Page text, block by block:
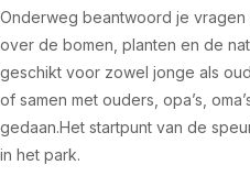
Onderweg beantwoord je vragen
over de bomen, planten en de
geschikt voor zowel jonge als
of samen met ouders, opa’s,
gedaan.Het startpunt van de
in het park.